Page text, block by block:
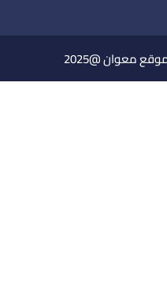
معوان @2025